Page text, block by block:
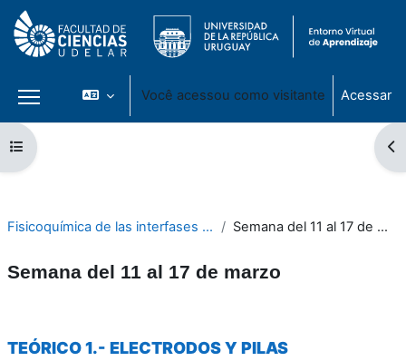
Ir para o conteúdo principal
Painel lateral
Você acessou como visitante Acessar
Abrir índice do curso
Fisicoquímica de las interfases 2023 Semana del 11 al 17 de marzo
Semana del 11 al 17 de marzo
TEÓRICO 1.- ELECTRODOS Y PILAS